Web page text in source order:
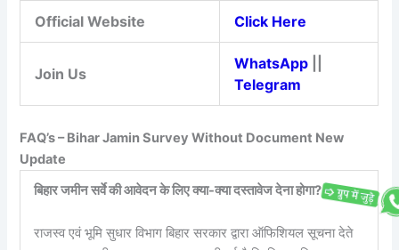
Official Website Click Here
Join Us
WhatsApp
Telegram
FAQ’s – Bihar Jamin Survey Without Document New
Update
बिहार जमीन सर्वे की आवेदन के लिए क्या-क्या दस्तावेज देना होगा?
राजस्व एवं भूमि सुधार विभाग बिहार सरकार द्वारा ऑफिशियल सूचना देते